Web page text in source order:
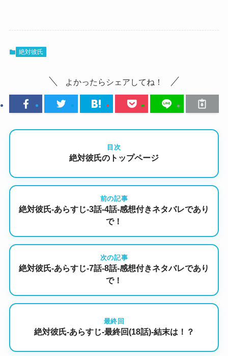
絶対彼氏
よかったらシェアしてね！
目次
絶対彼氏のトップページ
前の記事
絶対彼氏-あらすじ-3話-4話-感想付きネタバレであり
で！
次の記事
絶対彼氏-あらすじ-7話-8話-感想付きネタバレであり
で！
最終回
絶対彼氏-あらすじ-最終回(18話)-結末は！？